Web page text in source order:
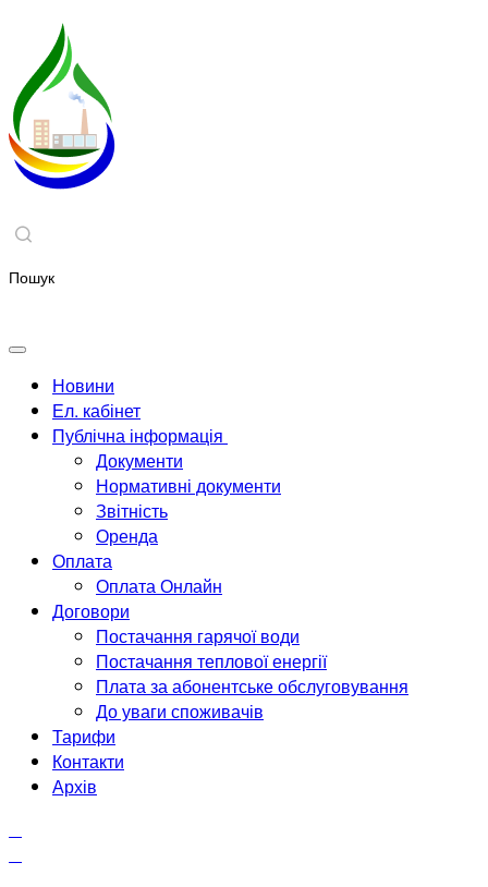
Новини
Ел. кабінет
Публічна інформація
Документи
Нормативні документи
Звітність
Оренда
Оплата
Оплата Онлайн
Договори
Постачання гарячої води
Постачання теплової енергії
Плата за абонентське обслуговування
До уваги споживачів
Тарифи
Контакти
Архів